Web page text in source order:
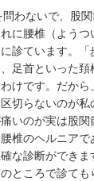
わないで、股
に腰椎（ようつ
診ています。
足首といった
けです。だか
切らないのが私
いのが実は股
椎のヘルニア
な診断ができ
ところで診ても